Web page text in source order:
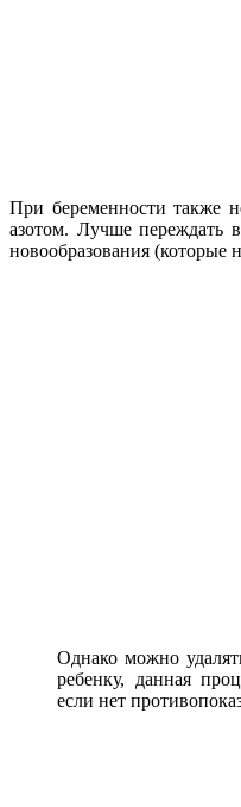
При беременности также
азотом. Лучше переждать
новообразования (которые
Однако можно
ребенку, данная
если нет